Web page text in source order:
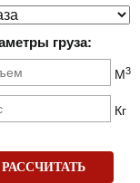
груза:
М3
Кг
РАССЧИТАТЬ